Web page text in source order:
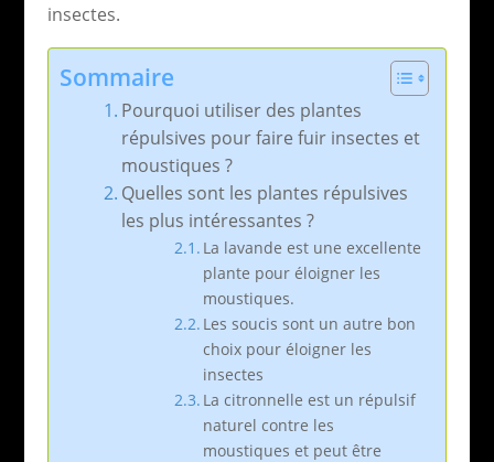
insectes.
Sommaire
Pourquoi utiliser des plantes
répulsives pour faire fuir insectes et
moustiques ?
Quelles sont les plantes répulsives
les plus intéressantes ?
La lavande est une excellente
plante pour éloigner les
moustiques.
Les soucis sont un autre bon
choix pour éloigner les
insectes
La citronnelle est un répulsif
naturel contre les
moustiques et peut être